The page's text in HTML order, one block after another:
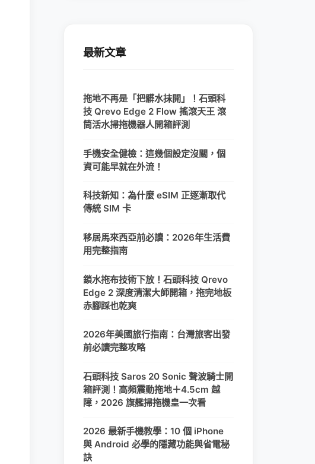
最新文章
拖地不再是「把髒水抹開」！石頭科
技 Qrevo Edge 2 Flow 搖滾天王 滾
筒活水掃拖機器人開箱評測
手機安全健檢：這幾個設定沒關，個
資可能早就在外流！
科技新知：為什麼 eSIM 正逐漸取代
傳統 SIM 卡
移居馬來西亞前必讀：2026年生活費
用完整指南
鎖水拖布技術下放！石頭科技 Qrevo
Edge 2 深度清潔大師開箱，拖完地板
赤腳踩也乾爽
2026年美國旅行指南：台灣旅客出發
前必讀完整攻略
石頭科技 Saros 20 Sonic 聲波騎士開
箱評測！高頻震動拖地＋4.5cm 越
障，2026 旗艦掃拖機皇一次看
2026 最新手機教學：10 個 iPhone
與 Android 必學的隱藏功能與省電秘
訣